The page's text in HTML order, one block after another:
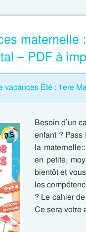
maternelle
– PDF à
vacances Été : 1ere
Besoin d’un
enfant ? Pass
la
en petite,
bientôt et
les
? Le cahier
Ce sera votre